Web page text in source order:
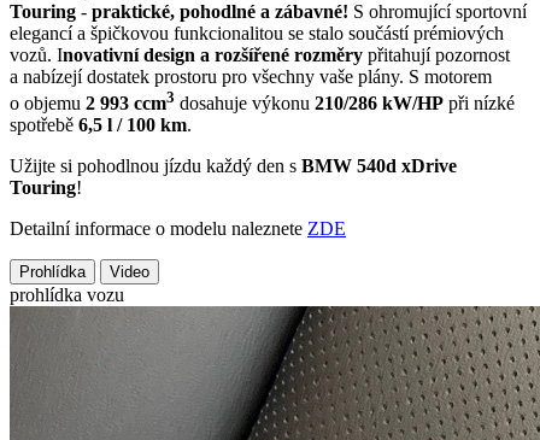
Touring - praktické, pohodlné a zábavné! S ohromující sportovní
elegancí a špičkovou funkcionalitou se stalo součástí prémiových
vozů. Inovativní design a rozšířené rozměry přitahují pozornost
a nabízejí dostatek prostoru pro všechny vaše plány. S motorem
o objemu 2 993 ccm3 dosahuje výkonu 210/286 kW/HP při nízké
spotřebě 6,5 l / 100 km.
Užijte si pohodlnou jízdu každý den s BMW 540d xDrive
Touring!
Detailní informace o modelu naleznete ZDE
Prohlídka Video
prohlídka vozu